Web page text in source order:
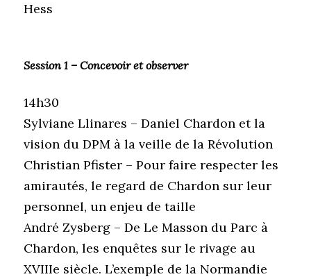
Hess
Session 1 – Concevoir et observer
14h30
Sylviane Llinares – Daniel Chardon et la
vision du DPM à la veille de la Révolution
Christian Pfister – Pour faire respecter les
amirautés, le regard de Chardon sur leur
personnel, un enjeu de taille
André Zysberg – De Le Masson du Parc à
Chardon, les enquêtes sur le rivage au
XVIIIe siècle. L’exemple de la Normandie